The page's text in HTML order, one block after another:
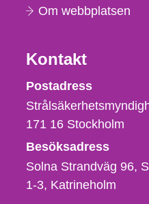
Om webbplatsen
Kontakt
Postadress
171 16 Stockholm
Besöksadress
Solna Strandväg 96,
1-3 Katrineholm